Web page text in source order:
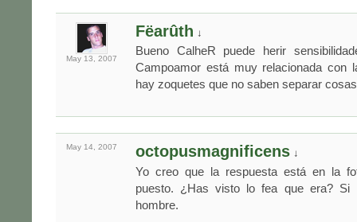
May 13, 2007
Fëarûth ↓
Bueno CalheR puede herir
Campoamor está muy relacionada con
hay zoquetes que no saben separar
May 14, 2007 octopusmagnificens ↓
Yo creo que la respuesta está en la
puesto. ¿Has visto lo fea que era? Si
hombre.